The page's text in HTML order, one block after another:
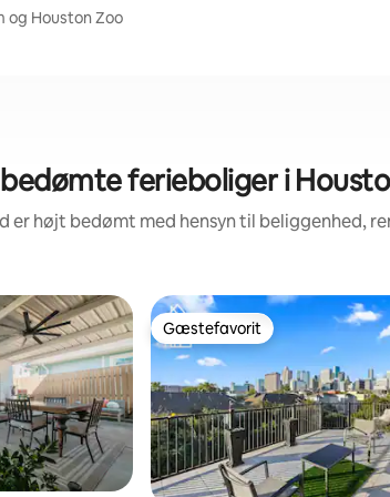
og Houston Zoo
ferieboliger i
er højt bedømt med hensyn til beliggenhed,
Gæstefavorit
Gæstefavorit